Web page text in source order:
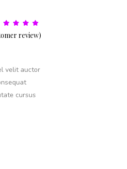
out
of 5
review)
velit auctor
cursus